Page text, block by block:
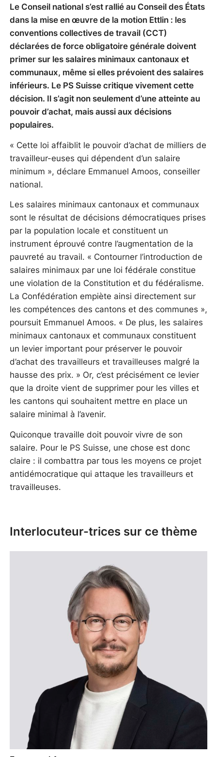
Le Conseil national s’est rallié au Conseil des États
dans la mise en œuvre de la motion Ettlin : les
conventions collectives de travail (CCT)
déclarées de force obligatoire générale doivent
primer sur les salaires minimaux cantonaux et
communaux, même si elles prévoient des salaires
inférieurs. Le PS Suisse critique vivement cette
décision. Il s’agit non seulement d’une atteinte au
pouvoir d’achat, mais aussi aux décisions
populaires.
« Cette loi affaiblit le pouvoir d’achat de milliers de
travailleur-euses qui dépendent d’un salaire
minimum », déclare Emmanuel Amoos, conseiller
national.
Les salaires minimaux cantonaux et communaux
sont le résultat de décisions démocratiques prises
par la population locale et constituent un
instrument éprouvé contre l’augmentation de la
pauvreté au travail. « Contourner l’introduction de
salaires minimaux par une loi fédérale constitue
une violation de la Constitution et du fédéralisme.
La Confédération empiète ainsi directement sur
les compétences des cantons et des communes »,
poursuit Emmanuel Amoos. « De plus, les salaires
minimaux cantonaux et communaux constituent
un levier important pour préserver le pouvoir
d’achat des travailleurs et travailleuses malgré la
hausse des prix. » Or, c’est précisément ce levier
que la droite vient de supprimer pour les villes et
les cantons qui souhaitent mettre en place un
salaire minimal à l’avenir.
Quiconque travaille doit pouvoir vivre de son
salaire. Pour le PS Suisse, une chose est donc
claire : il combattra par tous les moyens ce projet
antidémocratique qui attaque les travailleurs et
travailleuses.
Interlocuteur-trices sur ce thème